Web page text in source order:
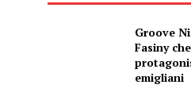
Groove
Fasiny
emigliani